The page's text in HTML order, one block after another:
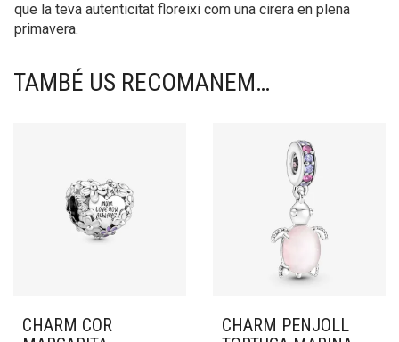
que la teva autenticitat floreixi com una cirera en plena
primavera.
TAMBÉ US RECOMANEM…
CHARM COR
CHARM PENJOLL